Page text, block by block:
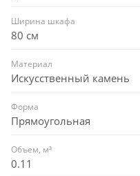
Ширина шкафа
80 см
Материал
Искусственный камень
Форма
Прямоугольная
Объем, м³
0.11